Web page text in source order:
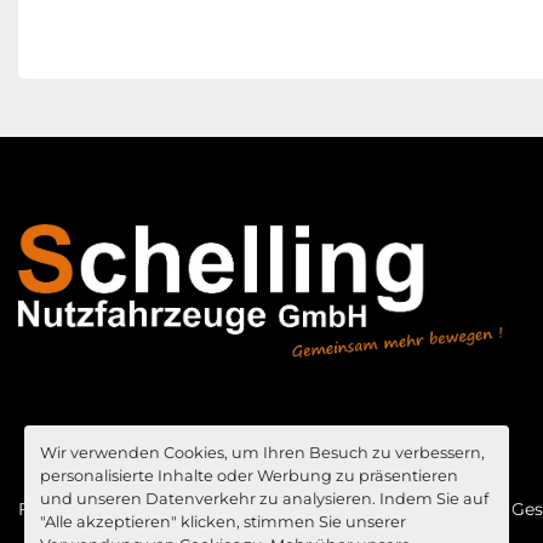
Wir verwenden Cookies, um Ihren Besuch zu verbessern,
personalisierte Inhalte oder Werbung zu präsentieren
und unseren Datenverkehr zu analysieren. Indem Sie auf
"Alle akzeptieren" klicken, stimmen Sie unserer
Fahrzeugangebote News Impressum Allgemeine